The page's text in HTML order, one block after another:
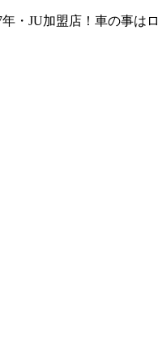
・JU加盟店！車の事は